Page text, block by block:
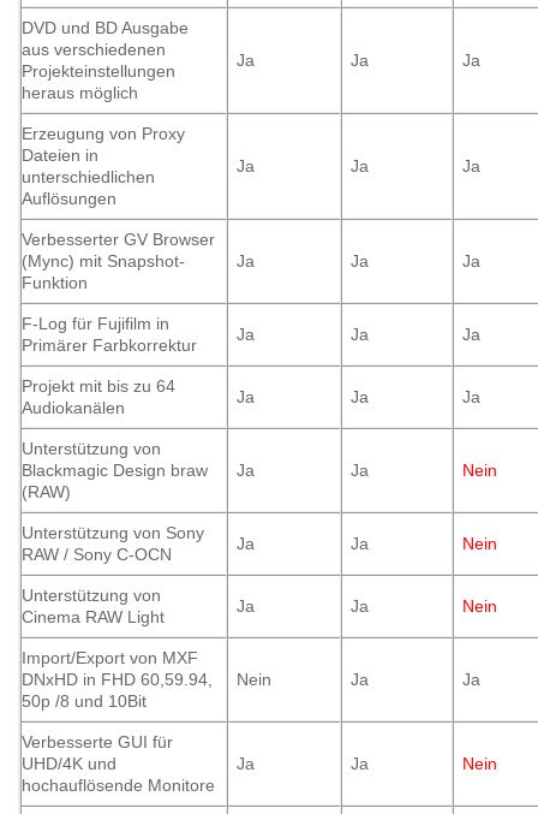
DVD und BD Ausgabe
aus verschiedenen
Projekteinstellungen
heraus möglich
Ja Ja Ja
Erzeugung von Proxy
Dateien in
unterschiedlichen
Auflösungen
Ja Ja Ja
Verbesserter GV Browser
(Mync) mit Snapshot-
Funktion
Ja Ja Ja
F-Log für Fujifilm in
Primärer Farbkorrektur
Ja Ja Ja
Projekt mit bis zu 64
Audiokanälen
Ja Ja Ja
Unterstützung von
Blackmagic Design braw
(RAW)
Ja Ja Nein
Unterstützung von Sony
RAW / Sony C-OCN
Ja Ja Nein
Unterstützung von
Cinema RAW Light
Ja Ja Nein
Import/Export von MXF
DNxHD in FHD 60,59.94,
50p /8 und 10Bit
Nein Ja Ja
Verbesserte GUI für
UHD/4K und
hochauflösende Monitore
Ja Ja Nein